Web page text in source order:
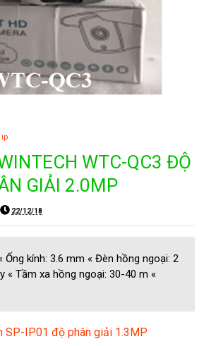
ip
WTC-QC3 ĐỘ
GIẢI 2.0MP
22/12/18
Ống kính: 3.6 mm « Đèn hồng ngoại: 2
« Tầm xa hồng ngoại: 30-40 m «
SP-IP01 độ phân giải 1.3MP